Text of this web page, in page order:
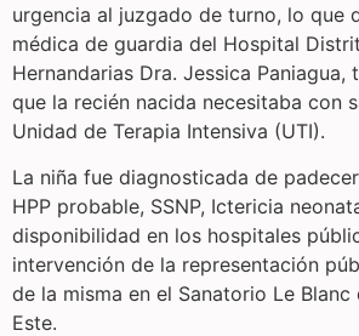
urgencia al juzgado de turno, lo que
médica de guardia del Hospital
Hernandarias Dra. Jessica Paniagua,
que la recién nacida necesitaba con
Unidad de Terapia Intensiva (UTI).
La niña fue diagnosticada de
HPP probable, SSNP, Ictericia
disponibilidad en los hospitales
intervención de la representación
de la misma en el Sanatorio Le Blanc
Este.